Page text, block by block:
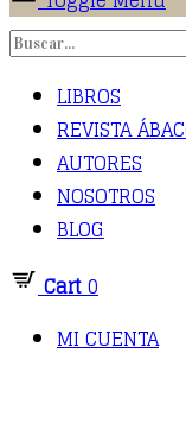
LIBROS
REVISTA
AUTORES
NOSOTROS
BLOG
Cart0
MI CUENTA